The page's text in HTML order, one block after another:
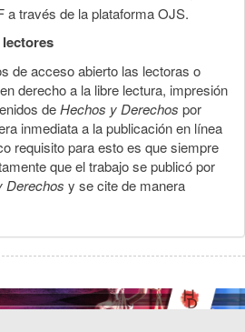
a través de la plataforma OJS.
de acceso abierto las lectoras o
derecho a la libre lectura, impresión
deHechos y Derechos por
inmediata a la publicación en línea
requisito para esto es que siempre
que el trabajo se publicó por
Derechos y se cite de manera